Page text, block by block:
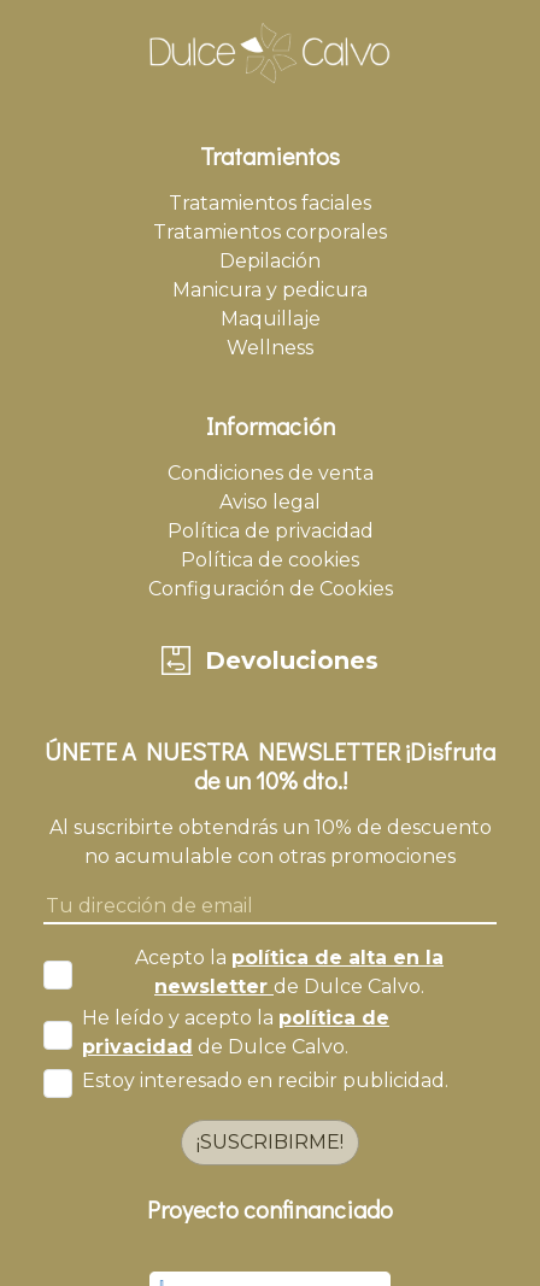
Tratamientos
Tratamientos faciales
Tratamientos corporales
Depilación
Manicura y pedicura
Maquillaje
Wellness
Información
Condiciones de venta
Aviso legal
Política de privacidad
Política de cookies
Configuración de Cookies
Devoluciones
ÚNETE A NUESTRA NEWSLETTER ¡Disfruta
de un 10% dto.!
Al suscribirte obtendrás un 10% de descuento
no acumulable con otras promociones
Acepto la política de alta en la
newsletter de Dulce Calvo.
He leído y acepto la política de
privacidad de Dulce Calvo.
Estoy interesado en recibir publicidad.
¡SUSCRIBIRME!
Proyecto confinanciado